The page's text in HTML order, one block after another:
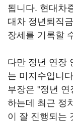
됩니다. 현대차
대차 정년퇴직
장세를 기록할
다만 정년 연장
는 미지수입니
부장은 "정년
하는데 최근 정
이 잘 진행되는